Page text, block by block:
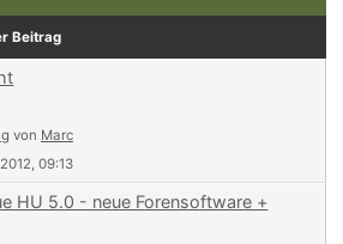
Beitrag
von Marc
09:13
HU 5.0 - neue Forensoftware +